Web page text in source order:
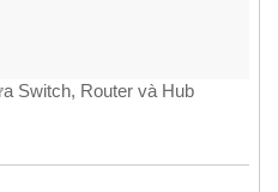
Switch, Router và Hub